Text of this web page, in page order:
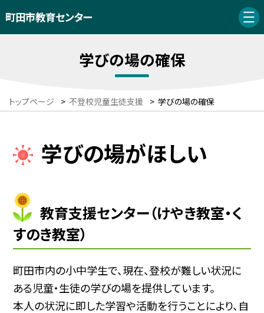
町田市教育センター
学びの場の確保
トップページ > 不登校児童生徒支援 > 学びの場の確保
学びの場がほしい
教育支援センター（けやき教室・く
すのき教室）
町田市内の小中学生で、現在、登校が難しい状況に
ある児童・生徒の学びの場を提供しています。
本人の状況に即した学習や活動を行うことにより、自